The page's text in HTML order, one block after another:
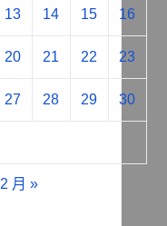
13 14 15 16
20 21 22 23
27 28 29 30
2 月 »